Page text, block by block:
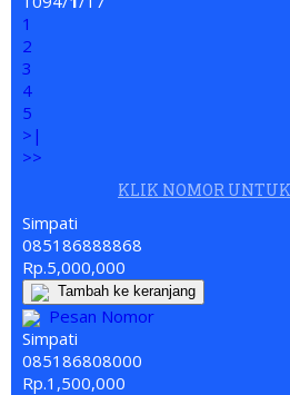
1
2
3
4
5
>|
>>
KLIK NOMOR
Simpati
085186888868
Rp.5,000,000
Tambah ke keranjang
Pesan Nomor
Simpati
085186808000
Rp.1,500,000